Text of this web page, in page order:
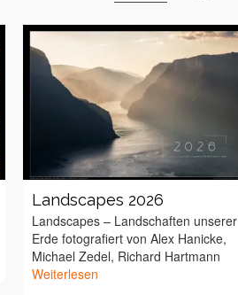
Landscapes 2026
Landscapes – Landschaften unserer
Erde fotografiert von Alex Hanicke,
Michael Zedel, Richard Hartmann
Weiterlesen